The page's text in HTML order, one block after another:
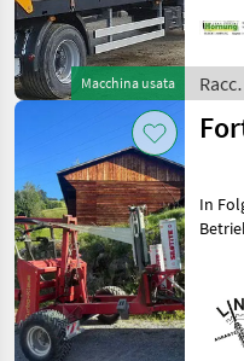
Macchina usata
0171
/
In
fürs